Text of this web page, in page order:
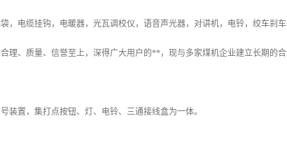
，电缆挂钩，电暖器，光瓦调校仪，语音声光器，对讲机，电铃，绞车刹
理、质量、信誉至上，深得广大用户的**，现与多家煤机企业建立长期的合
装置，集打点按钮、灯、电铃、三通接线盒为一体。